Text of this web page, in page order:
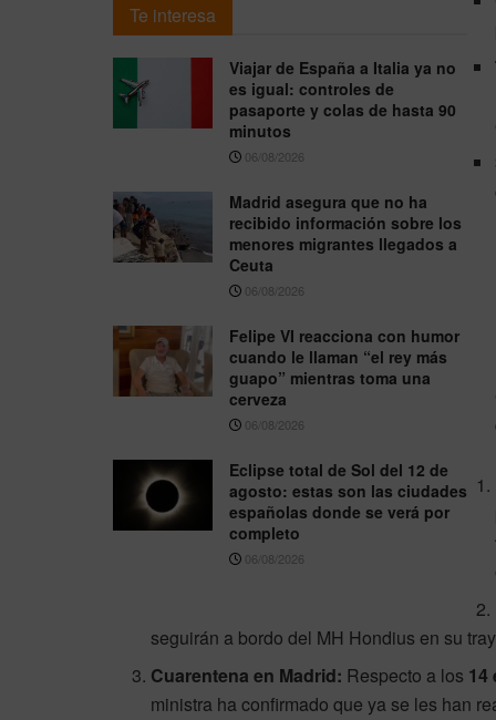
Te interesa
Viajar de España a Italia ya no
es igual: controles de
pasaporte y colas de hasta 90
minutos
06/08/2026
Madrid asegura que no ha
recibido información sobre los
menores migrantes llegados a
Ceuta
06/08/2026
Felipe VI reacciona con humor
cuando le llaman “el rey más
guapo” mientras toma una
cerveza
06/08/2026
Eclipse total de Sol del 12 de
agosto: estas son las ciudades
españolas donde se verá por
completo
06/08/2026
seguirán a bordo del MH Hondius en su
Cuarentena en Madrid: Respecto a los 14
ministra ha confirmado que ya se les han